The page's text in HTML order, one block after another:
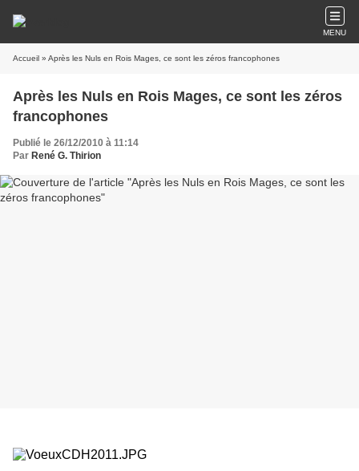
MENU
Accueil » Après les Nuls en Rois Mages, ce sont les zéros francophones
Après les Nuls en Rois Mages, ce sont les zéros
francophones
Publié le 26/12/2010 à 11:14
Par René G. Thirion